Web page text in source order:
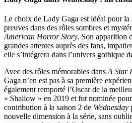
Le choix de Lady Gaga est idéal pour la
preuves dans des rôles sombres et
American Horror Story. Son apparition
grandes attentes auprès des fans,
elle s’intégrera dans l’univers gothique
Avec des rôles mémorables dans A Star
Gaga n’en est pas à sa première
également remporté l’Oscar de la
« Shallow » en 2019 et fut nominée
contribution à la saison 2 de Wednesday
nouvelle dimension à la série, sans